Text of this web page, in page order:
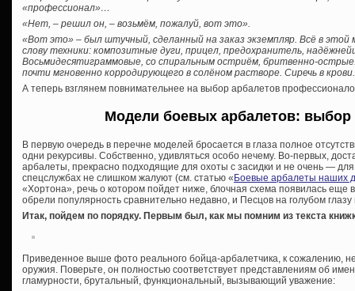
«профессионал»…
«Нет, – решил он, – возьмём, пожалуй, вот это».
«Вот это» – был штучный, сделанный на заказ экземпляр. Всё в
слову техники: композитные дуги, прицел, предохранитель,
Восьмидесятиграммовые, со спиральным остриём, бритвенно-
почти мгновенно корродирующего в солёном растворе. Сиречь в
А теперь взглянем повнимательнее на выбор арбалетов
Модели боевых арбалетов:
В первую очередь в перечне моделей бросается в глаза полное
одни рекурсивы. Собственно, удивляться особо нечему. Во-первых,
арбалеты, прекрасно подходящие для охоты с засидки и не очень —
спецслужбах не слишком жалуют (см. статью «Боевые арбалеты наших
«Хортона», речь о котором пойдет ниже, блочная схема появилась еще
обрели популярность сравнительно недавно, и Песцов на голубом
Итак, пойдем по порядку. Первым был, как мы помним из текста
Приведенное выше фото реального бойца-арбалетчика, к сожалению,
оружия. Поверьте, он полностью соответствует представлениям об
гламурности, брутальный, функциональный, вызывающий уважение: